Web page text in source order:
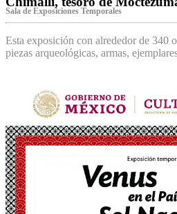
Sala de Exposiciones Temporales
Esta exposición con alrededor de 340
piezas arqueológicas, armas,